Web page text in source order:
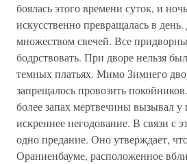
боялась этого времени суток, и
искусственно превращалась в
множеством свечей. Все
бодрствовать. При дворе нельзя
темных платьях. Мимо Зимнего
запрещалось провозить
более запах мертвечины вызывал у
искреннее негодование. В связи с
одно предание. Оно утверждает,
Ораниенбауме, расположенное